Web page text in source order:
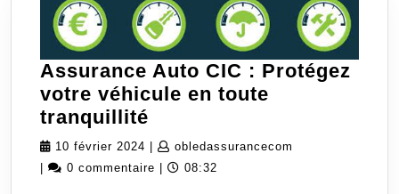
Assurance Auto CIC : Protégez
votre véhicule en toute
tranquillité
Auto
CIC
10 février 2024 10
février
| obledassurancecom
|
0 commentaire | 08:32